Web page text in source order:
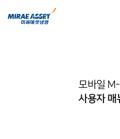
모바일
사용자 매